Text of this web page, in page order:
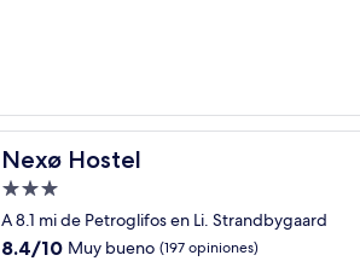
Nexø Hostel
Nexø Hostel
Propiedad
de
3.0
A 8.1 mi de Petroglifos en Li. Strandbygaard
8.4
8.4/10 Muy bueno (197 opiniones)